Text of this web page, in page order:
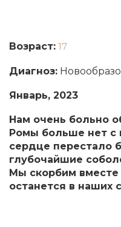
Возраст: 17
Диагноз:
Январь, 2023
Нам очень больно
Ромы больше нет с
сердце перестало
глубочайшие
Мы скорбим вместе
останется в наших